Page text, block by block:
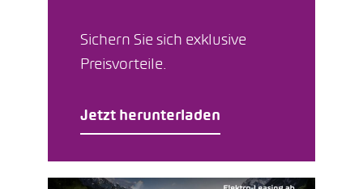
Sichern Sie sich exklusive
Preisvorteile.
Jetzt herunterladen